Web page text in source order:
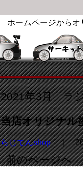
ホームページから
2021年3月 ラ
当店オリジナル
らじてんshop｜
前のページへ